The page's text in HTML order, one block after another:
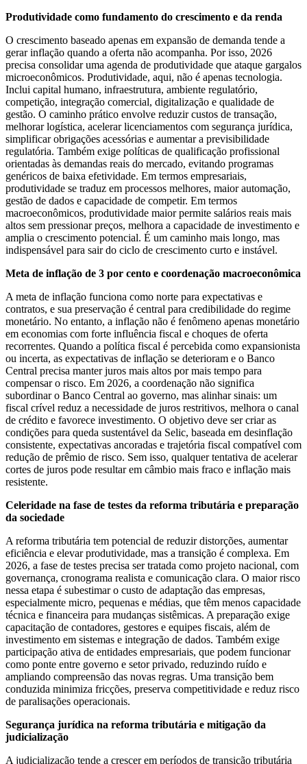
Produtividade como fundamento do crescimento e da renda
O crescimento baseado apenas em expansão de demanda tende a
gerar inflação quando a oferta não acompanha. Por isso, 2026
precisa consolidar uma agenda de produtividade que ataque gargalos
microeconômicos. Produtividade, aqui, não é apenas tecnologia.
Inclui capital humano, infraestrutura, ambiente regulatório,
competição, integração comercial, digitalização e qualidade de
gestão. O caminho prático envolve reduzir custos de transação,
melhorar logística, acelerar licenciamentos com segurança jurídica,
simplificar obrigações acessórias e aumentar a previsibilidade
regulatória. Também exige políticas de qualificação profissional
orientadas às demandas reais do mercado, evitando programas
genéricos de baixa efetividade. Em termos empresariais,
produtividade se traduz em processos melhores, maior automação,
gestão de dados e capacidade de competir. Em termos
macroeconômicos, produtividade maior permite salários reais mais
altos sem pressionar preços, melhora a capacidade de investimento e
amplia o crescimento potencial. É um caminho mais longo, mas
indispensável para sair do ciclo de crescimento curto e instável.
Meta de inflação de 3 por cento e coordenação macroeconômica
A meta de inflação funciona como norte para expectativas e
contratos, e sua preservação é central para credibilidade do regime
monetário. No entanto, a inflação não é fenômeno apenas monetário
em economias com forte influência fiscal e choques de oferta
recorrentes. Quando a política fiscal é percebida como expansionista
ou incerta, as expectativas de inflação se deterioram e o Banco
Central precisa manter juros mais altos por mais tempo para
compensar o risco. Em 2026, a coordenação não significa
subordinar o Banco Central ao governo, mas alinhar sinais: um
fiscal crível reduz a necessidade de juros restritivos, melhora o canal
de crédito e favorece investimento. O objetivo deve ser criar as
condições para queda sustentável da Selic, baseada em desinflação
consistente, expectativas ancoradas e trajetória fiscal compatível com
redução de prêmio de risco. Sem isso, qualquer tentativa de acelerar
cortes de juros pode resultar em câmbio mais fraco e inflação mais
resistente.
Celeridade na fase de testes da reforma tributária e preparação
da sociedade
A reforma tributária tem potencial de reduzir distorções, aumentar
eficiência e elevar produtividade, mas a transição é complexa. Em
2026, a fase de testes precisa ser tratada como projeto nacional, com
governança, cronograma realista e comunicação clara. O maior risco
nessa etapa é subestimar o custo de adaptação das empresas,
especialmente micro, pequenas e médias, que têm menos capacidade
técnica e financeira para mudanças sistêmicas. A preparação exige
capacitação de contadores, gestores e equipes fiscais, além de
investimento em sistemas e integração de dados. Também exige
participação ativa de entidades empresariais, que podem funcionar
como ponte entre governo e setor privado, reduzindo ruído e
ampliando compreensão das novas regras. Uma transição bem
conduzida minimiza fricções, preserva competitividade e reduz risco
de paralisações operacionais.
Segurança jurídica na reforma tributária e mitigação da
judicialização
A judicialização tende a crescer em períodos de transição tributária